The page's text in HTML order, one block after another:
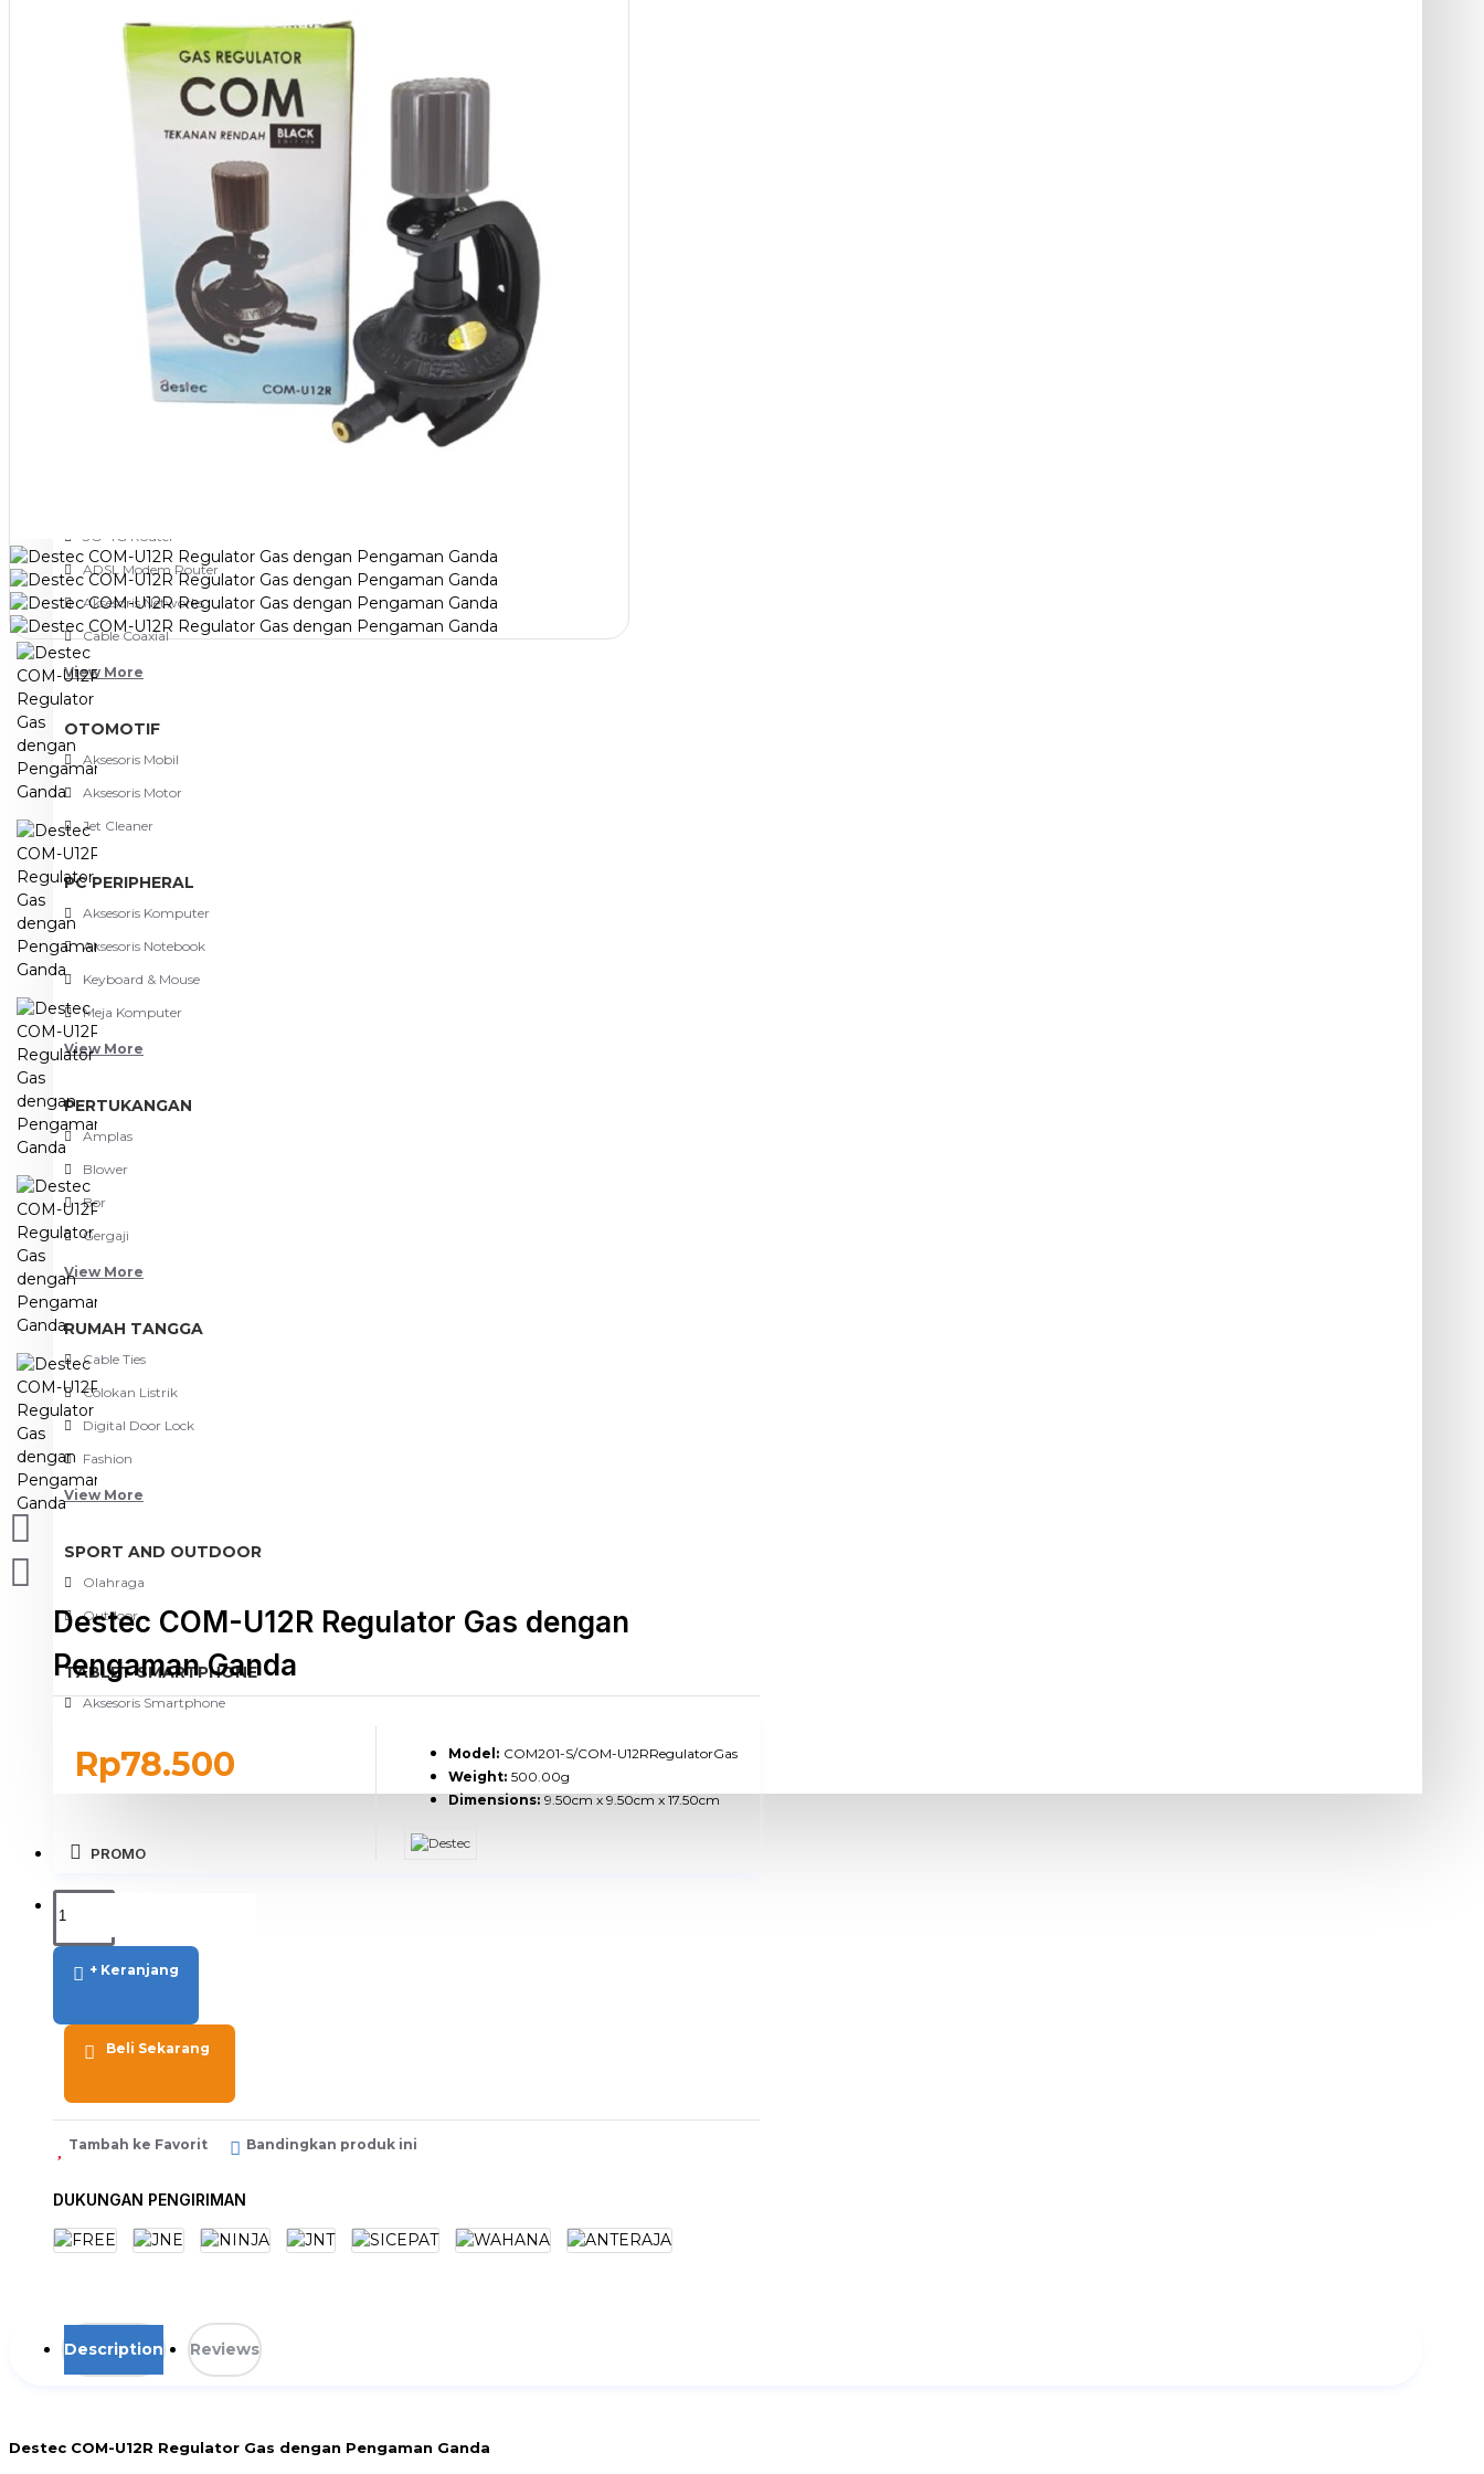
Baterai
Construction Camera
KESEHATAN
Alat Monitor Kesehatan
3G-4G Router
ADSL Modem Router
Aksesoris Networks
Cable Coaxial
View More
OTOMOTIF
Aksesoris Mobil
Aksesoris Motor
Jet Cleaner
PC PERIPHERAL
Aksesoris Komputer
Aksesoris Notebook
Keyboard & Mouse
Meja Komputer
View More
PERTUKANGAN
Amplas
Blower
Bor
Gergaji
View More
RUMAH TANGGA
Cable Ties
Colokan Listrik
Digital Door Lock
Fashion
View More
SPORT AND OUTDOOR
Olahraga
Outdoor
TABLET SMARTPHONE
Aksesoris Smartphone
PROMO
Destec COM-U12R Regulator Gas dengan
Pengaman Ganda
Rp78.500 Model: COM201-S/COM-U12RRegulatorGas
Weight: 500.00g
Dimensions: 9.50cm x 9.50cm x 17.50cm
+ Keranjang
Beli Sekarang
Tambah ke Favorit Bandingkan produk ini
DUKUNGAN PENGIRIMAN
Description Reviews
Destec COM-U12R Regulator Gas dengan Pengaman Ganda